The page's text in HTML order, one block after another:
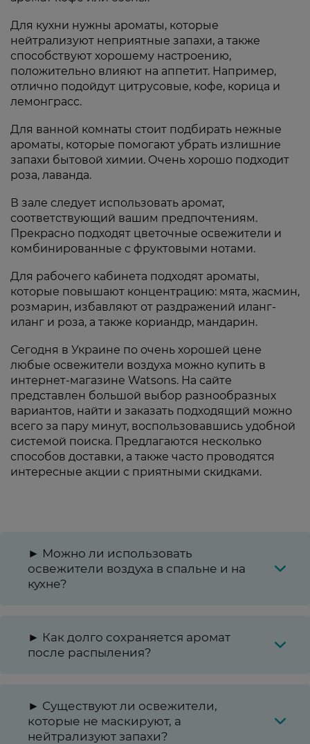
Для кухни нужны ароматы, которые
нейтрализуют неприятные запахи, а также
способствуют хорошему настроению,
положительно влияют на аппетит. Например,
отлично подойдут цитрусовые, кофе, корица и
лемонграсс.
Для ванной комнаты стоит подбирать нежные
ароматы, которые помогают убрать излишние
запахи бытовой химии. Очень хорошо подходит
роза, лаванда.
В зале следует использовать аромат,
соответствующий вашим предпочтениям.
Прекрасно подходят цветочные освежители и
комбинированные с фруктовыми нотами.
Для рабочего кабинета подходят ароматы,
которые повышают концентрацию: мята, жасмин,
розмарин, избавляют от раздражений иланг-
иланг и роза, а также кориандр, мандарин.
Сегодня в Украине по очень хорошей цене
любые освежители воздуха можно купить в
интернет-магазине Watsons. На сайте
представлен большой выбор разнообразных
вариантов, найти и заказать подходящий можно
всего за пару минут, воспользовавшись удобной
системой поиска. Предлагаются несколько
способов доставки, а также часто проводятся
интересные акции с приятными скидками.
► Можно ли использовать
освежители воздуха в спальне и на
кухне?
► Как долго сохраняется аромат
после распыления?
► Существуют ли освежители,
которые не маскируют, а
нейтрализуют запахи?